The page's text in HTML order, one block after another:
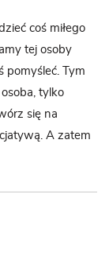
coś miłego
tej osoby
pomyśleć. Tym
tylko
się na
A zatem